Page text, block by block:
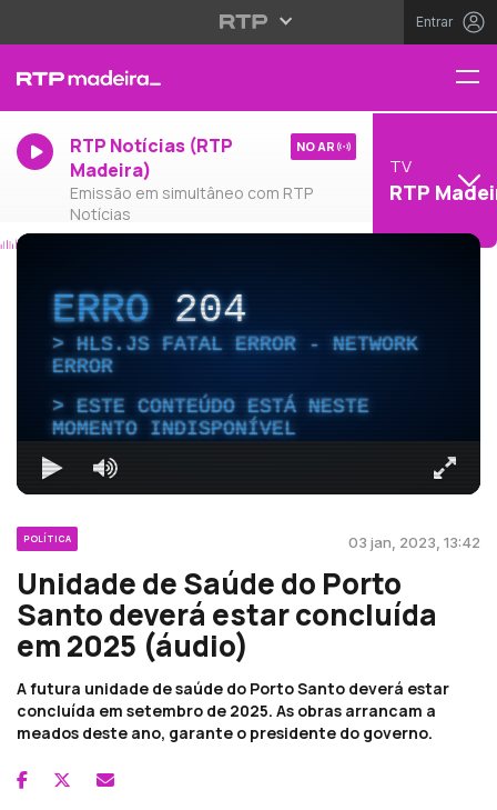
Entrar
RTP Notícias (RTP
Madeira)
Emissão em simultâneo com RTP
Notícias
NO AR
TV
RTP
ERRO204
HLS.JS FATAL ERROR - NETWORK
ERROR
ESTE CONTEÚDO ESTÁ NESTE
MOMENTO INDISPONÍVEL
POLÍTICA 03 jan, 2023, 13:42
Unidade de Saúde do Porto
Santo deverá estar concluída
em 2025 (áudio)
A futura unidade de saúde do Porto Santo deverá estar
concluída em setembro de 2025. As obras arrancam a
meados deste ano, garante o presidente do governo.